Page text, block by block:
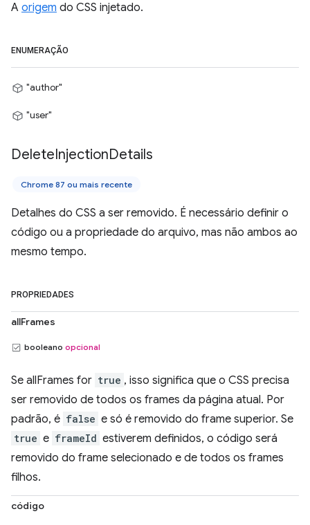
A origem do CSS injetado.
ENUMERAÇÃO
"author"
"user"
DeleteInjectionDetails
Chrome 87 ou mais recente
Detalhes do CSS a ser removido. É necessário definir o
código ou a propriedade do arquivo, mas não ambos ao
mesmo tempo.
PROPRIEDADES
allFrames
booleano opcional
Se allFrames for true , isso significa que o CSS precisa
ser removido de todos os frames da página atual. Por
padrão, é false e só é removido do frame superior. Se
true e frameId estiverem definidos, o código será
removido do frame selecionado e de todos os frames
filhos.
código